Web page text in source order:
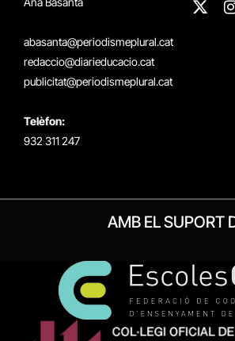
abasanta@periodismeplural.cat
redaccio@diarieducacio.cat
publicitat@periodismeplural.cat
Telèfon:
932 311 247
X
AMB EL SUPORT